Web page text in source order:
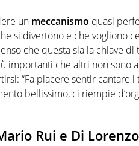
un meccanismo quasi
si divertono e che vogliono
che questa sia la chiave di
importanti che altri non sono
“Fa piacere sentir cantare i
bellissimo, ci riempie
Rui e Di Lorenzo